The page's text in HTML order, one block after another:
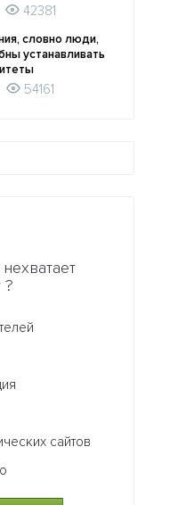
42381
словно люди,
устанавливать
54161
?
сайтов